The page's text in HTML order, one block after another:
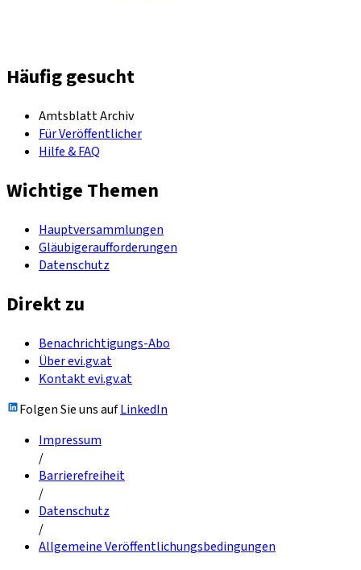
Häufig gesucht
Amtsblatt Archiv
Für Veröffentlicher
Hilfe & FAQ
Wichtige Themen
Hauptversammlungen
Gläubigeraufforderungen
Datenschutz
Direkt zu
Benachrichtigungs-Abo
Über evi.gv.at
Kontakt evi.gv.at
Folgen Sie uns aufLinkedIn
Impressum
/
Barrierefreiheit
/
Datenschutz
/
Allgemeine Veröffentlichungsbedingungen